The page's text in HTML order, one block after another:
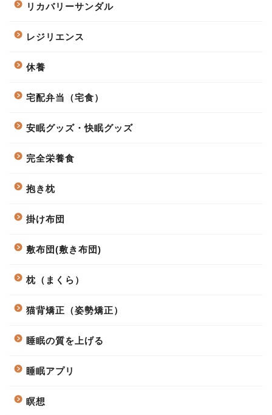
リカバリーサンダル
レジリエンス
休養
宅配弁当（宅食）
安眠グッズ・快眠グッズ
完全栄養食
抱き枕
掛け布団
敷布団(敷き布団)
枕（まくら）
猫背矯正（姿勢矯正）
睡眠の質を上げる
睡眠アプリ
瞑想